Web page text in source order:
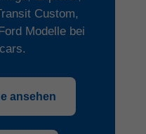
Custom,
Modelle bei
ansehen